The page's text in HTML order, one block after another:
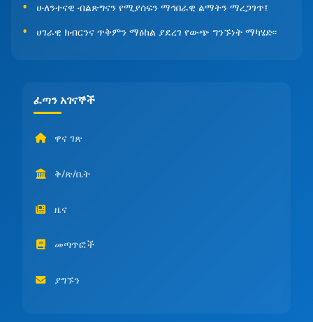
ሁለንተናዊ ብልጽግናን የሚያሰፍን ማኅበራዊ ልማትን ማረጋገጥ፤
ሀገራዊ ክብርንና ጥቅምን ማዕከል ያደረገ የውጭ ግንኙነት ማካሄድ፡፡
ፈጣን አገናኞች
ዋና ገጽ
ቅ/ጽ/ቤት
ዜና
መጣጥፎች
ያግኙን